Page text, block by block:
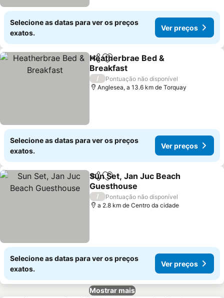
Selecione as datas para ver os preços
exatos.
Ver preços
PartilharAdicionar aos favoritos
Heatherbrae Bed &
Breakfast
Ver preços
/
Pontuação não disponível
Anglesea, a 13.6 km de Torquay
Selecione as datas para ver os preços
exatos.
Ver preços
PartilharAdicionar aos favoritos
Sun Set, Jan Juc Beach
Guesthouse
Ver preços
/
Pontuação não disponível
a 2.8 km de Centro da cidade
Selecione as datas para ver os preços
exatos.
Ver preços
Mostrar mais